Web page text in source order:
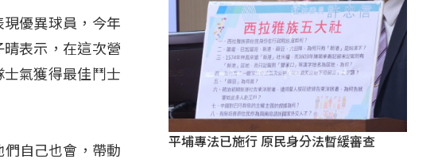
優異球員，今年
表示，在這次營
氣獲得最佳鬥士
自己也會，帶動
平埔專法已施行 原民身分法暫緩審查